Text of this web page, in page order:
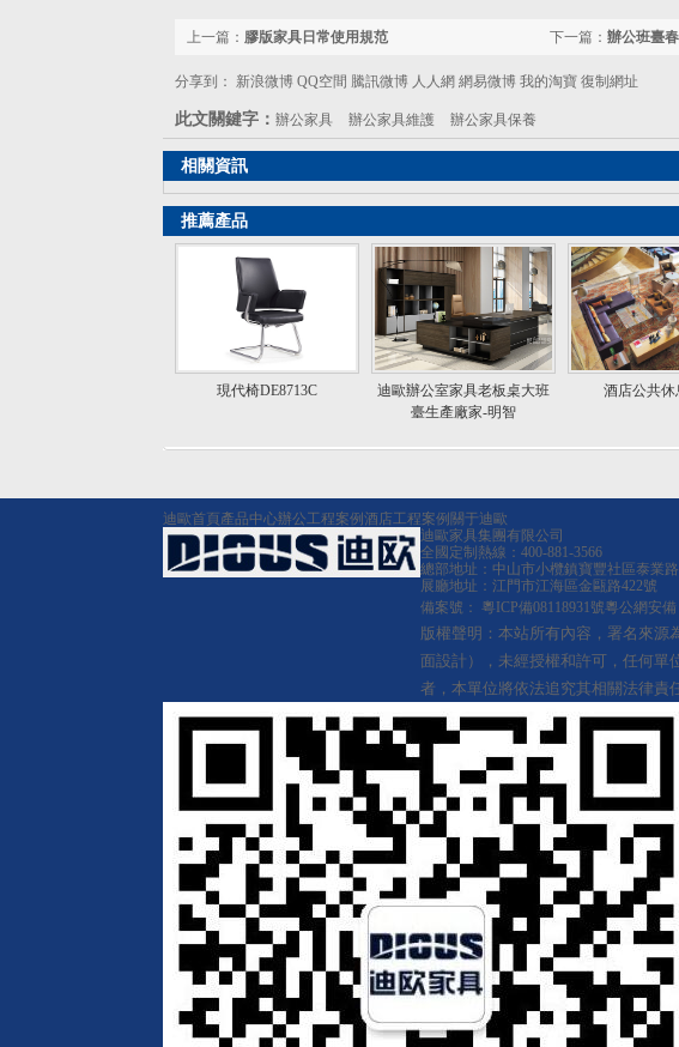
下一篇： 辦公班臺
上一篇： 膠版家具日常使用規范
分享到： 新浪微博 QQ空間 騰訊微博 人人網 網易微博 我的淘寶 復制網址
此文關鍵字： 辦公家具 辦公家具維護 辦公家具保養
相關資訊
推薦產品
現代椅DE8713C
迪歐辦公室家具老板桌大班
臺生產廠家-明智
酒店公共休
迪歐首頁產品中心辦公工程案例 酒店工程案例 關于迪歐
迪歐家具集團有限公司
全國定制熱線：400-881-3566
總部地址：中山市小欖鎮寶豐社區泰業
展廳地址：江門市江海區金甌路422號
備案號： 粵ICP備08118931號粵公網安備
版權聲明：本站所有內容，署名來源
面設計），未經授權和許可，任何單
者，本單位將依法追究其相關法律責任